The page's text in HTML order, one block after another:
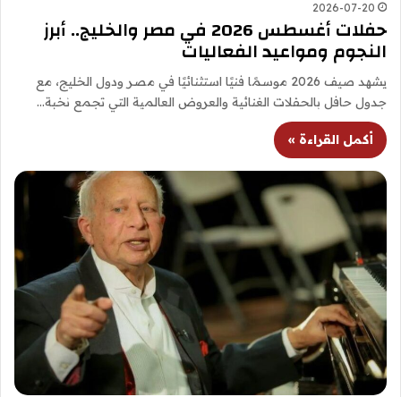
2026-07-20
حفلات أغسطس 2026 في مصر والخليج.. أبرز
النجوم ومواعيد الفعاليات
يشهد صيف 2026 موسمًا فنيًا استثنائيًا في مصر ودول الخليج، مع
جدول حافل بالحفلات الغنائية والعروض العالمية التي تجمع نخبة…
أكمل القراءة »